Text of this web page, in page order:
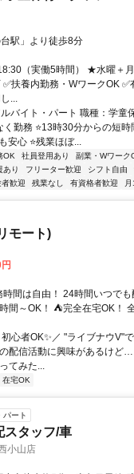
駅」より徒歩8分
（実働5時間） ★水曜＋
扶養内勤務・WワークOK
...
バイト・パート 職種：学童
勤務 ⭐13時30分からの短
安心 ⭐残業ほぼ...
OK 社員登用あり 副業・Wワーク
あり フリーター歓迎 シフト自由
歓迎 残業なし 有資格者歓迎
モート)
間は自由！ 24時間いつで
間～OK！ ⛺完全在宅OK！
心者OK✨／ "ライブナウV"
配信活動に興味があるけど
てみた...
在宅OK
パート
スタッフ/車
小山店